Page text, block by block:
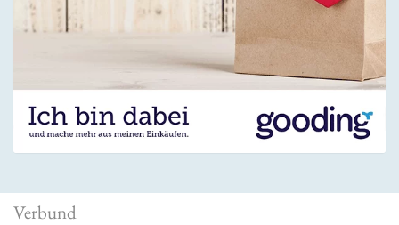
Verbund